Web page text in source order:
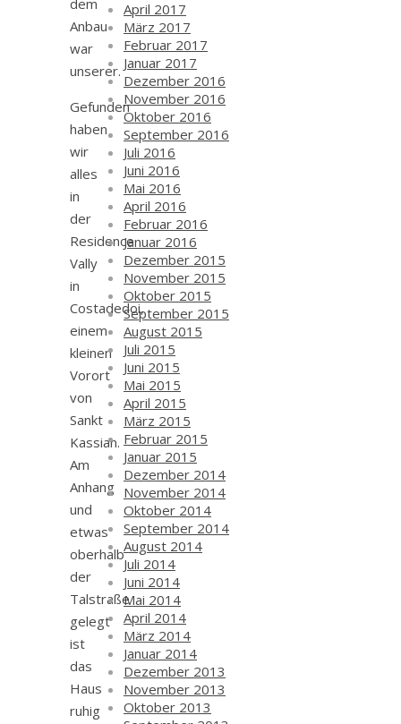
dem
Anbau
war
unserer.
Gefunden
haben
wir
alles
in
der
Residence
Vally
in
Costadedoi,
einem
kleinen
Vorort
von
Sankt
Kassian.
Am
Anhang
und
etwas
oberhalb
der
Talstraße
gelegt
ist
das
Haus
ruhig
April 2017
März 2017
Februar 2017
Januar 2017
Dezember 2016
November 2016
Oktober 2016
September 2016
Juli 2016
Juni 2016
Mai 2016
April 2016
Februar 2016
Januar 2016
Dezember 2015
November 2015
Oktober 2015
September 2015
August 2015
Juli 2015
Juni 2015
Mai 2015
April 2015
März 2015
Februar 2015
Januar 2015
Dezember 2014
November 2014
Oktober 2014
September 2014
August 2014
Juli 2014
Juni 2014
Mai 2014
April 2014
März 2014
Januar 2014
Dezember 2013
November 2013
Oktober 2013